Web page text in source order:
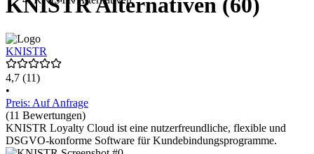
KNISTR
4,7 (11)
•
Preis: Auf Anfrage
(11 Bewertungen)
KNISTR Loyalty Cloud ist eine nutzerfreundliche, flexible und
DSGVO-konforme Software für Kundebindungsprogramme.